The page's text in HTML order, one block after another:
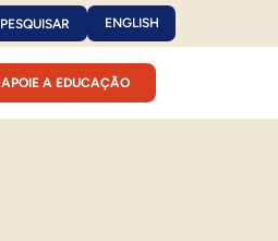
PESQUISAR ENGLISH
APOIE A EDUCAÇÃO